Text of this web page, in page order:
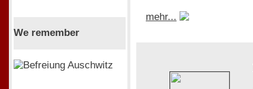
We remember
mehr...